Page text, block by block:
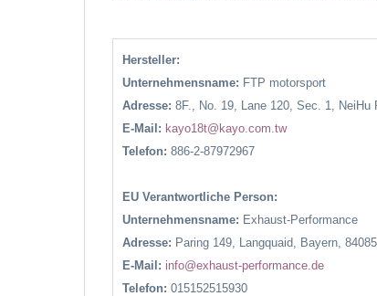
Hersteller:
Unternehmensname: FTP motorsport
Adresse: 8F., No. 19, Lane 120, Sec. 1, NeiHu
E-Mail: kayo18t@kayo.com.tw
Telefon: 886-2-87972967
EU Verantwortliche Person:
Unternehmensname: Exhaust-Performance
Adresse: Paring 149, Langquaid, Bayern,
E-Mail: info@exhaust-performance.de
Telefon: 015152515930